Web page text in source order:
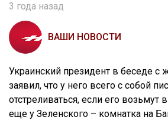
3 года назад
ВАШИ НОВОСТИ
Украинский президент в беседе с
заявил, что у него всего с собой
отстреливаться, если его возьмут
еще у Зеленского – комнатка на